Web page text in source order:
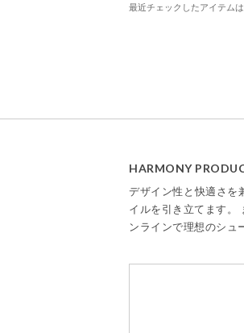
最近チェックしたアイテムは
HARMONY
デザイン性と快適さを
イルを引き立てます。
ンラインで理想のシュ